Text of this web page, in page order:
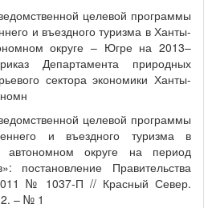
целевой программы
и въездного туризма в Ханты-
округе – Югре на 2013–
Департамента природных
сектора экономики Ханты-
целевой программы
и въездного туризма в
автономном округе на период
постановление Правительства
№ 1037-П // Красный Север.
– № 1